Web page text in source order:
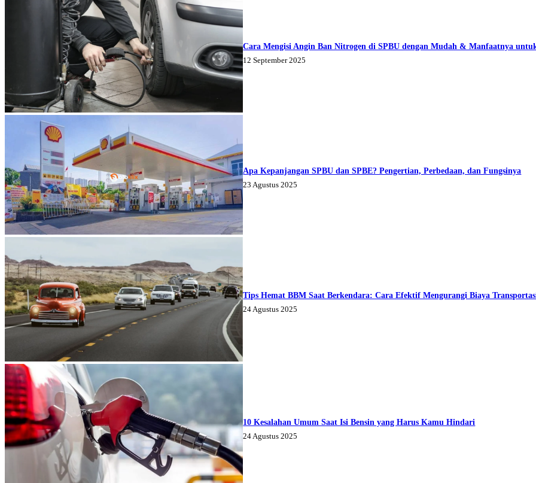
Cara Mengisi Angin Ban Nitrogen di SPBU dengan Mudah & Manfaatnya
12 September 2025
Apa Kepanjangan SPBU dan SPBE? Pengertian, Perbedaan, dan Fungsinya
23 Agustus 2025
Tips Hemat BBM Saat Berkendara: Cara Efektif Mengurangi Biaya
24 Agustus 2025
10 Kesalahan Umum Saat Isi Bensin yang Harus Kamu Hindari
24 Agustus 2025